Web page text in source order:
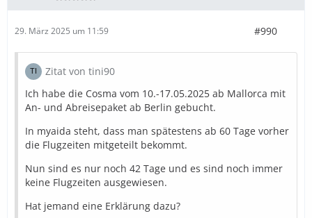
29. März 2025 um 11:59 #990
Zitat von tini90
Ich habe die Cosma vom 10.-17.05.2025 ab Mallorca mit
An- und Abreisepaket ab Berlin gebucht.
In myaida steht, dass man spätestens ab 60 Tage vorher
die Flugzeiten mitgeteilt bekommt.
Nun sind es nur noch 42 Tage und es sind noch immer
keine Flugzeiten ausgewiesen.
Hat jemand eine Erklärung dazu?